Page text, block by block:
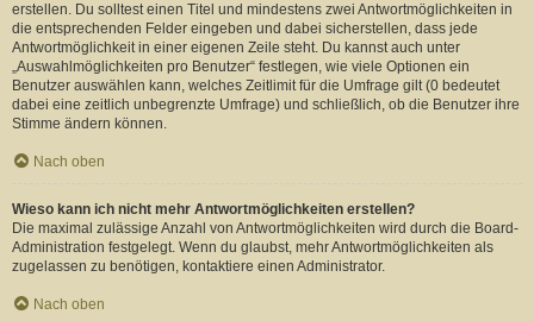
erstellen. Du solltest einen Titel und mindestens zwei Antwortmöglichkeiten in
die entsprechenden Felder eingeben und dabei sicherstellen, dass jede
Antwortmöglichkeit in einer eigenen Zeile steht. Du kannst auch unter
„Auswahlmöglichkeiten pro Benutzer“ festlegen, wie viele Optionen ein
Benutzer auswählen kann, welches Zeitlimit für die Umfrage gilt (0 bedeutet
dabei eine zeitlich unbegrenzte Umfrage) und schließlich, ob die Benutzer ihre
Stimme ändern können.
Nach oben
Wieso kann ich nicht mehr Antwortmöglichkeiten erstellen?
Die maximal zulässige Anzahl von Antwortmöglichkeiten wird durch die Board-
Administration festgelegt. Wenn du glaubst, mehr Antwortmöglichkeiten als
zugelassen zu benötigen, kontaktiere einen Administrator.
Nach oben